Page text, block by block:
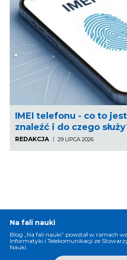
IMEI telefonu - co to
znaleźć i do czego
REDAKCJA 29 LIPCA 2026
Na fali nauki
Blog „Na fali nauki” powstał w ramach
Informatyki i Telekomunikacji ze
Nauki.